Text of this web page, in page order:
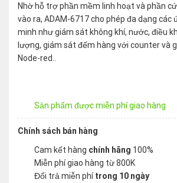
Nhờ hỗ trợ phần mềm linh hoạt và phần
vào ra, ADAM-6717 cho phép đa dạng các
minh như giám sát không khí, nước, điều
lượng, giám sát đếm hàng với counter và
Node-red..
Sản phẩm được miễn phí giao hàng
Chính sách bán hàng
Cam kết hàng chính hãng 100%
Miễn phí giao hàng từ 800K
Đổi trả miễn phítrong 10 ngày